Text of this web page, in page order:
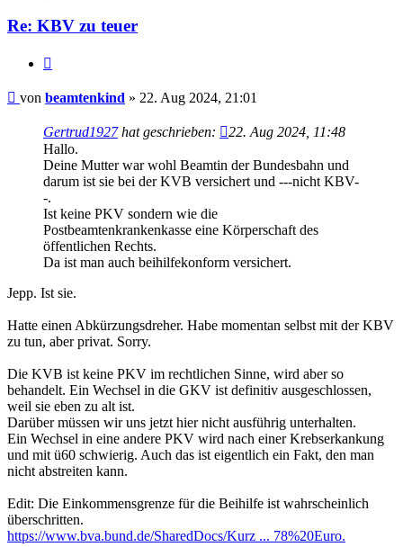
Re: KBV zu teuer
Beitrag
von beamtenkind » 22. Aug 2024, 21:01
Gertrud1927hat geschrieben:
22. Aug 2024, 11:48
Hallo.
Deine Mutter war wohl Beamtin der Bundesbahn und
darum ist sie bei der KVB versichert und ---nicht KBV-
-.
Ist keine PKV sondern wie die
Postbeamtenkrankenkasse eine Körperschaft des
öffentlichen Rechts.
Da ist man auch beihilfekonform versichert.
Jepp. Ist sie.
Hatte einen Abkürzungsdreher. Habe momentan selbst mit der KBV
zu tun, aber privat. Sorry.
Die KVB ist keine PKV im rechtlichen Sinne, wird aber so
behandelt. Ein Wechsel in die GKV ist definitiv ausgeschlossen,
weil sie eben zu alt ist.
Darüber müssen wir uns jetzt hier nicht ausführig unterhalten.
Ein Wechsel in eine andere PKV wird nach einer Krebserkankung
und mit ü60 schwierig. Auch das ist eigentlich ein Fakt, den man
nicht abstreiten kann.
Edit: Die Einkommensgrenze für die Beihilfe ist wahrscheinlich
überschritten.
https://www.bva.bund.de/SharedDocs/Kurz ... 78%20Euro.